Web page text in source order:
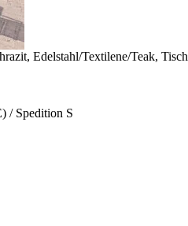
Edelstahl/Textilene/Teak,
/ Spedition S